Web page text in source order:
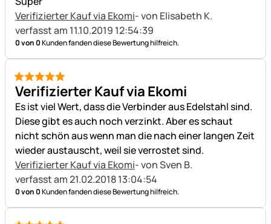
Verifizierter Kauf via Ekomi- von Elisabeth K.
verfasst am 11.10.2019 12:54:39
0 von 0Kunden fanden diese Bewertung hilfreich.
5 von 5
Verifizierter Kauf via Ekomi
Es ist viel Wert, dass die Verbinder aus Edelstahl sind.
Diese gibt es auch noch verzinkt. Aber es schaut
nicht schön aus wenn man die nach einer langen Zeit
wieder austauscht, weil sie verrostet sind.
Verifizierter Kauf via Ekomi- von Sven B.
verfasst am 21.02.2018 13:04:54
0 von 0Kunden fanden diese Bewertung hilfreich.